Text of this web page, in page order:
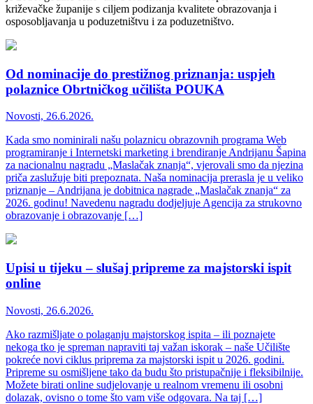
križevačke županije s ciljem podizanja kvalitete obrazovanja i
osposobljavanja u poduzetništvu i za poduzetništvo.
Od nominacije do prestižnog priznanja: uspjeh
polaznice Obrtničkog učilišta POUKA
Novosti, 26.6.2026.
Kada smo nominirali našu polaznicu obrazovnih programa Web
programiranje i Internetski marketing i brendiranje Andrijanu Šapina
za nacionalnu nagradu „Maslačak znanja“, vjerovali smo da njezina
priča zaslužuje biti prepoznata. Naša nominacija prerasla je u veliko
priznanje – Andrijana je dobitnica nagrade „Maslačak znanja“ za
2026. godinu! Navedenu nagradu dodjeljuje Agencija za strukovno
obrazovanje i obrazovanje […]
Upisi u tijeku – slušaj pripreme za majstorski ispit
online
Novosti, 26.6.2026.
Ako razmišljate o polaganju majstorskog ispita – ili poznajete
nekoga tko je spreman napraviti taj važan iskorak – naše Učilište
pokreće novi ciklus priprema za majstorski ispit u 2026. godini.
Pripreme su osmišljene tako da budu što pristupačnije i fleksibilnije.
Možete birati online sudjelovanje u realnom vremenu ili osobni
dolazak, ovisno o tome što vam više odgovara. Na taj […]